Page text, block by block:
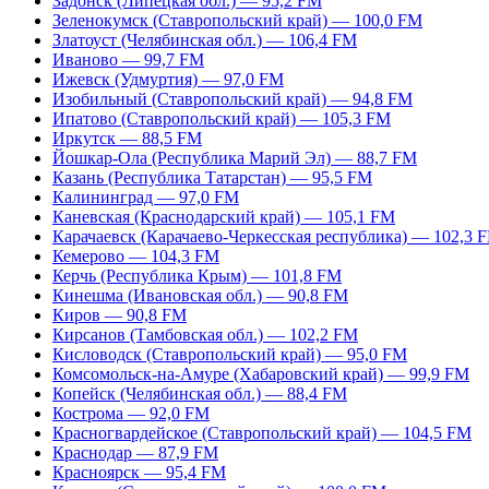
Зеленокумск (Ставропольский край) — 100,0 FM
Златоуст (Челябинская обл.) — 106,4 FM
Иваново — 99,7 FM
Ижевск (Удмуртия) — 97,0 FM
Изобильный (Ставропольский край) — 94,8 FM
Ипатово (Ставропольский край) — 105,3 FM
Иркутск — 88,5 FM
Йошкар-Ола (Республика Марий Эл) — 88,7 FM
Казань (Республика Татарстан) — 95,5 FM
Калининград — 97,0 FM
Каневская (Краснодарский край) — 105,1 FM
Карачаевск (Карачаево-Черкесская республика) — 102,3
Кемерово — 104,3 FM
Керчь (Республика Крым) — 101,8 FM
Кинешма (Ивановская обл.) — 90,8 FM
Киров — 90,8 FM
Кирсанов (Тамбовская обл.) — 102,2 FM
Кисловодск (Ставропольский край) — 95,0 FM
Комсомольск-на-Амуре (Хабаровский край) — 99,9 FM
Копейск (Челябинская обл.) — 88,4 FM
Кострома — 92,0 FM
Красногвардейское (Ставропольский край) — 104,5 FM
Краснодар — 87,9 FM
Красноярск — 95,4 FM